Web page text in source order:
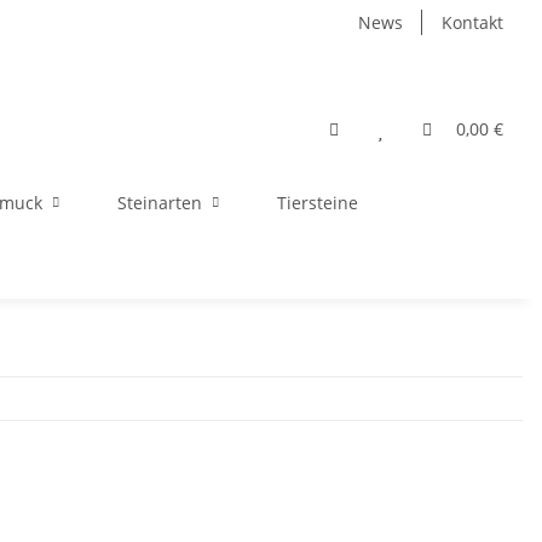
News Kontakt
0,00 €
Steinarten Tiersteine